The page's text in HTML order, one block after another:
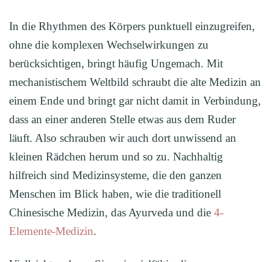
In die Rhythmen des Körpers punktuell einzugreifen,
ohne die komplexen Wechselwirkungen zu
berücksichtigen, bringt häufig Ungemach. Mit
mechanistischem Weltbild schraubt die alte Medizin an
einem Ende und bringt gar nicht damit in Verbindung,
dass an einer anderen Stelle etwas aus dem Ruder
läuft. Also schrauben wir auch dort unwissend an
kleinen Rädchen herum und so zu. Nachhaltig
hilfreich sind Medizinsysteme, die den ganzen
Menschen im Blick haben, wie die traditionell
Chinesische Medizin, das Ayurveda und die 4-
Elemente-Medizin.